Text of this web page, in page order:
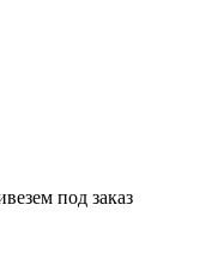
под заказ